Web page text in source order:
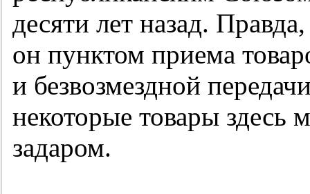
десяти лет назад.
он пунктом приема
и безвозмездной
некоторые товары здесь
задаром.